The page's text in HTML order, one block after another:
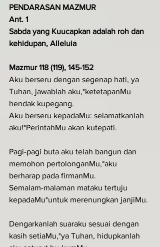
PENDARASAN MAZMUR
Ant. 1
Sabda yang Kuucapkan adalah roh dan
kehidupan, Alleluia
Mazmur 118 (119), 145-152
Aku berseru dengan segenap hati, ya
Tuhan, jawablah aku,*ketetapanMu
hendak kupegang.
Aku berseru kepadaMu: selamatkanlah
aku!*PerintahMu akan kutepati.
Pagi-pagi buta aku telah bangun dan
memohon pertolonganMu,*aku
berharap pada firmanMu.
Semalam-malaman mataku tertuju
kepadaMu*untuk merenungkan janjiMu.
Dengarkanlah suaraku sesuai dengan
kasih setiaMu,*ya Tuhan, hidupkanlah